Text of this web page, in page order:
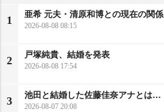
1
亜希 元夫・清原和博との現在の関係
2026-08-08 08:15
2
戸塚純貴、結婚を発表
2026-08-08 17:54
3
池田と結婚した佐藤佳奈アナとは…
2026-08-07 20:08